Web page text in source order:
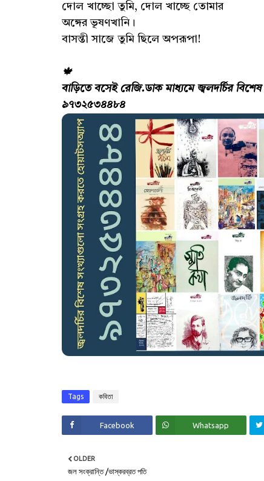
দোল খাচ্ছো তুমি, দোল খাচ্ছে তোমার
অঙ্গের ভূষণখানি।
বাসন্তী সাজে তুমি ছিলে অপরূপা!
🍁
বাড়িতে বসেই রেজি.ডাক মাধ্যমে জ্বলদর্চির বিশেষ
৯৭৩২৫৩৪৪৮৪
Tags কবিতা
Facebook Whatsapp
OLDER
জল সংক্রান্তি /ভাস্করব্রত পতি